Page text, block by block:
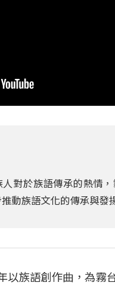
人對於族語傳承的熱情
動族語文化的傳承與發
以族語創作曲，為霧